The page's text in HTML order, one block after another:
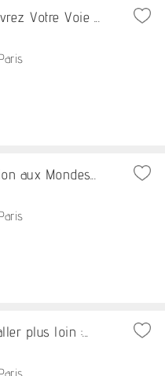
Votre Voie ...
aux Mondes...
plus loin :...